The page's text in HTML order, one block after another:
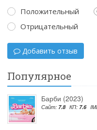
Положительный
Отрицательный
Добавить отзыв
Популярное
Барби (2023)
Сайт: 7.8 КП: 7.6